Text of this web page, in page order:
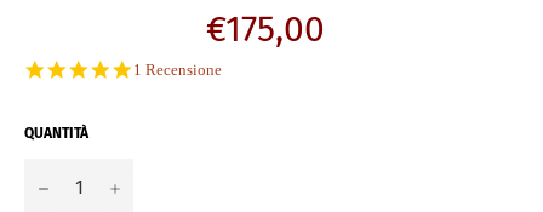
Prezzo
listino
€175,00
5.0
1 Recensione
QUANTITÀ
− +